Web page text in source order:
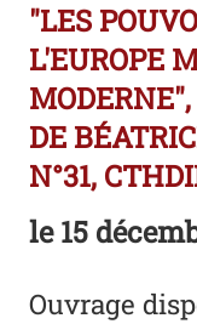
"LES
L'EUROPE
DE
N°31,
le15
Ouvrage